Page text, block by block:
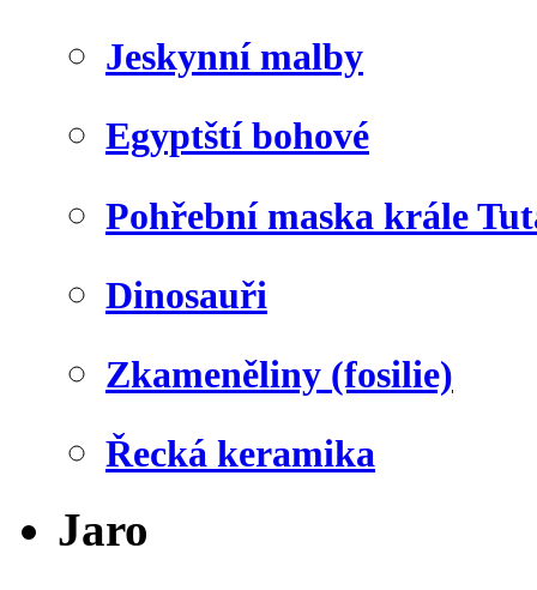
Jeskynní malby
Egyptští bohové
Pohřební maska krále
Dinosauři
Zkameněliny (fosilie)
Řecká keramika
Jaro